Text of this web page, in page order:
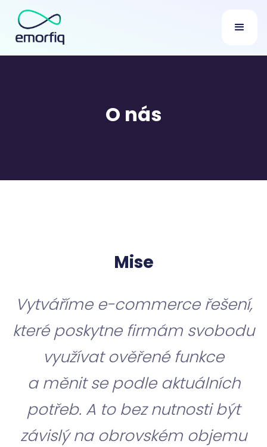
O nás
Mise
Vytváříme e-commerce řešení,
které poskytne firmám svobodu
využívat ověřené funkce
a měnit se podle aktuálních
potřeb. A to bez nutnosti být
závislý na obrovském objemu